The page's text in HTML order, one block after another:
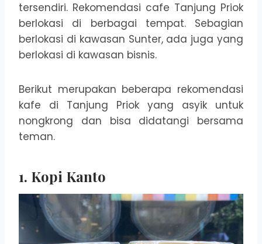
tersendiri. Rekomendasi cafe Tanjung Priok
berlokasi di berbagai tempat. Sebagian
berlokasi di kawasan Sunter, ada juga yang
berlokasi di kawasan bisnis.
Berikut merupakan beberapa rekomendasi
kafe di Tanjung Priok yang asyik untuk
nongkrong dan bisa didatangi bersama
teman.
1. Kopi Kanto